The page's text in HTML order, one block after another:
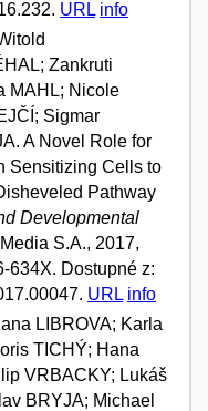
URL info
Zankruti
MAHL; Nicole
Sigmar
A Novel Role for
Sensitizing Cells to
Pathway
Developmental
S.A., 2017,
634X. Dostupné z:
URL info
LIBROVA; Karla
TICHÝ; Hana
VRBACKY; Lukáš
BRYJA; Michael